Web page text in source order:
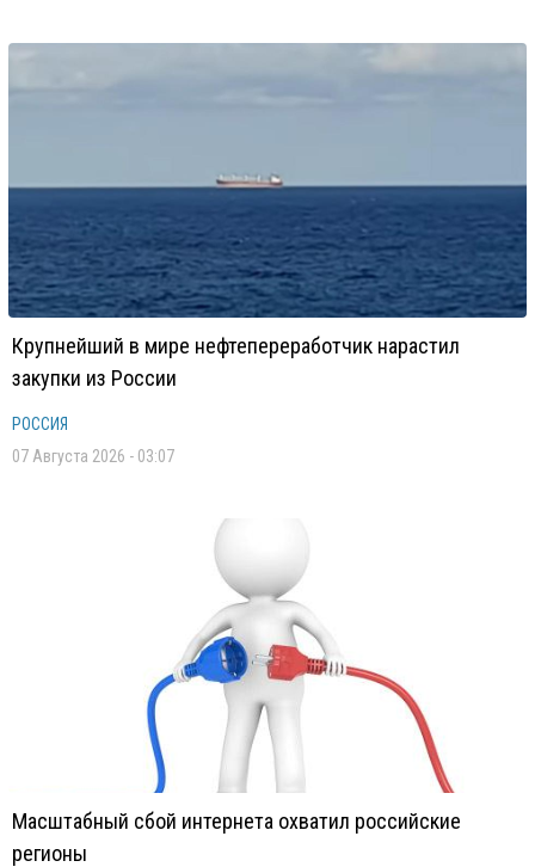
Крупнейший в мире нефтепереработчик нарастил
закупки из России
РОССИЯ
07 Августа 2026 - 03:07
Масштабный сбой интернета охватил российские
регионы